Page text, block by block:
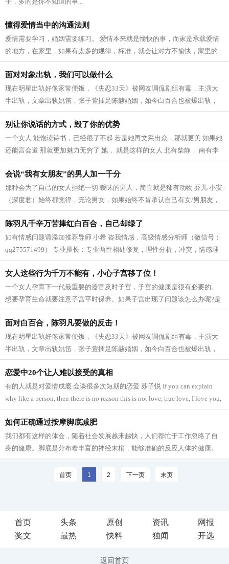
懂得爱情当中的沟通法则
爱情需要学习，婚姻需要练习。 爱情本来就是愉快的事，而家是承载爱情
的地方，在家里，如果有太多的规律，标准，就会让对方不愉快，家里的
氛围也会不太好。 诚然，女性在婚姻...
面对对象出轨，我们可以做什么
现在明星出轨好像家常便饭，《失恋33天》被网友调侃剧组有毒，主演大
半出轨，文章出轨姚笛，张子萱插足陈赫婚姻，如今白百合也被爆出轨，
真是让人惊叹，一个有毒的剧组。 今年...
别让你说话的方式，毁了你的优势
一个女人 能饱读诗书，已经很了不起 若是她再文采出众，那就更美 如果她
还能言会道 那就更加魅力无穷了 她， 就是这样的女人 北有柴静， 南有李
蕾 2013年的春天，中央1套的一档谈...
会说“我有女朋友”的男人加一千分
那种会为了自己的女人拒绝一切 暧昧的男人，简直就是稀有动物 乔儿 小安
（深度君）始终都觉得，无论男女，如果始终不肯承认自己有女/男朋友，
除了像卧底这样的特殊职业，那么心...
陈羽凡千辛万苦捧红白百合，自己却绿了
如有情感问题请添加推荐导师 小希 咨我情感，高级情感分析师（微信号：
qq275571499） 专业擅长：专业两性相处修复，理性分析，冲突，情感理
论实践者，情感修复思路 今日（ 4月12日）...
女人这些行为千万不能有，小心子宫移了位！
一个女人孕育下一代最重要的器官及时子宫，子宫的健康是很有必要的。
想要孕育生命就要注意子宫平时保养。如果子宫出现了问题该怎么办呢?是
什么原因导致子宫出现问题了呢?你知...
面对白百合，陈羽凡要做的反击！
现在明星出轨好像家常便饭，《失恋33天》被网友调侃剧组有毒，主演大
半出轨，文章出轨姚笛，张子萱插足陈赫婚姻，如今白百合也被爆出轨，
真是让人惊叹，一个有毒的剧组。 今年...
恋爱中20个让人难以接受的真相
有的人就是对爱情成瘾 会谈很多次短期的恋爱 苏子悦 If you can explain
why like a person, then there is no reason this is not love, true love, I love you,
do not know why. 如果你能解释为什么会喜欢一个人，那...
如何正确通过按摩脚底减肥
我们都有这样的体会，随着社会发展越来越快，人们都忙于工作忽略了自
身的健康。脚底是分布着丰富的神经末梢，能够准确的反应人体的健康。
那脚底按摩的好处?脚底按摩手法?脚底...
首页 1 2 下一页 末页
首页 头条 原创 资讯
网报
奖文
最热 快料 独闻 开选
返回首页